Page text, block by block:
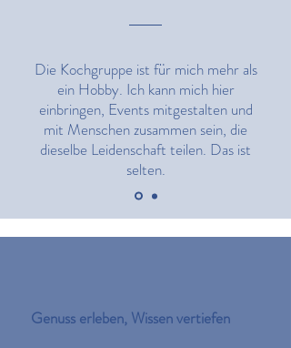
Die Kochgruppe ist für mich mehr als
ein Hobby. Ich kann mich hier
einbringen, Events mitgestalten und
mit Menschen zusammen sein, die
dieselbe Leidenschaft teilen. Das ist
selten.
Genuss erleben, Wissen vertiefen